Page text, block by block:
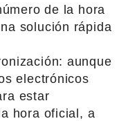
de la hora
solución rápida
aunque
electrónicos
estar
hora oficial, a